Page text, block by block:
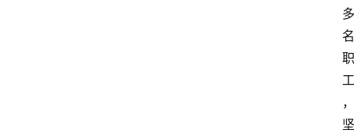
多
名
职
工
，
坚